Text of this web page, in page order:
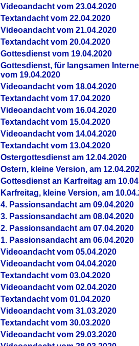
Videoandacht vom 23.04.2020
Textandacht vom 22.04.2020
Videoandacht vom 21.04.2020
Textandacht vom 20.04.2020
Gottesdienst vom 19.04.2020
Gottesdienst, für langsamen
vom 19.04.2020
Videoandacht vom 18.04.2020
Textandacht vom 17.04.2020
Videoandacht vom 16.04.2020
Textandacht vom 15.04.2020
Videoandacht vom 14.04.2020
Textandacht vom 13.04.2020
Ostergottesdienst am 12.04.2020
Ostern, kleine Version, am
Gottesdienst an Karfreitag am
Karfreitag, kleine Version, am
4. Passionsandacht am 09.04.2020
3. Passionsandacht am 08.04.2020
2. Passionsandacht am 07.04.2020
1. Passionsandacht am 06.04.2020
Videoandacht vom 05.04.2020
Videoandacht vom 04.04.2020
Textandacht vom 03.04.2020
Videoandacht vom 02.04.2020
Textandacht vom 01.04.2020
Videoandacht vom 31.03.2020
Textandacht vom 30.03.2020
Videoandacht vom 29.03.2020